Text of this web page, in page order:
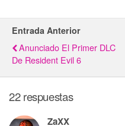
Entrada Anterior
Anunciado El Primer DLC
De Resident Evil 6
22 respuestas
ZaXX